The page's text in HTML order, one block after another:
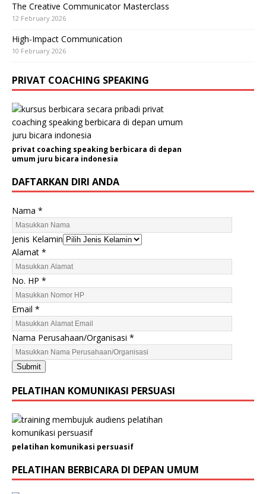
The Creative Communicator Masterclass
12 February 2026
High-Impact Communication
10 February 2026
PRIVAT COACHING SPEAKING
privat coaching speaking berbicara di depan
umum juru bicara indonesia
DAFTARKAN DIRI ANDA
Nama *
Jenis Kelamin
N
a
m
a
E
m
a
i
l
J
n
s
Alamat *
No. HP *
Email *
Nama Perusahaan/Organisasi *
Submit
PELATIHAN KOMUNIKASI PERSUASI
pelatihan komunikasi persuasif
PELATIHAN BERBICARA DI DEPAN UMUM